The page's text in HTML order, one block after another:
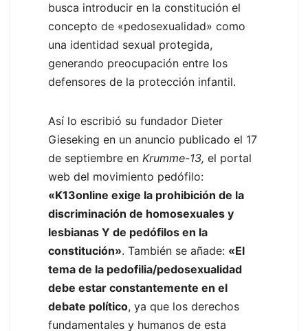
busca introducir en la constitución el
concepto de «pedosexualidad» como
una identidad sexual protegida,
generando preocupación entre los
defensores de la protección infantil.
Así lo escribió su fundador Dieter
Gieseking en un anuncio publicado el 17
de septiembre en Krumme-13, el portal
web del movimiento pedófilo:
«K13online exige la prohibición de la
discriminación de homosexuales y
lesbianas Y de pedófilos en la
constitución». También se añade: «El
tema de la pedofilia/pedosexualidad
debe estar constantemente en el
debate político, ya que los derechos
fundamentales y humanos de esta